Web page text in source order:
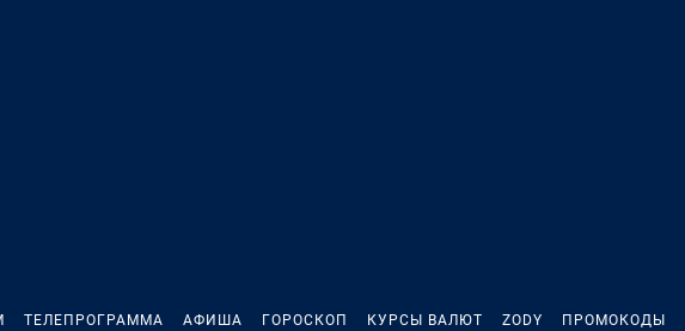
ТЕЛЕПРОГРАММА АФИША ГОРОСКОП КУРСЫ ВАЛЮТ ZODY ПРОМОКОДЫ